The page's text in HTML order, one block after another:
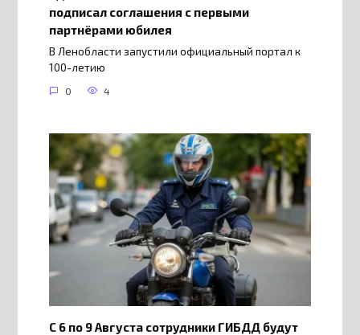
подписал соглашения с первыми
партнёрами юбилея
В Ленобласти запустили официальный портал к
100-летию
0 4
С 6 по 9 Августа сотрудники ГИБДД будут